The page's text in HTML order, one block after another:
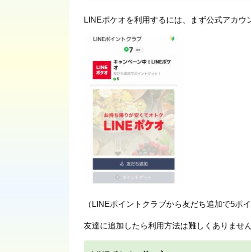
LINEポケオを利用するには、まず公式アカウ
（LINEポイントクラブから友だち追加で5ポ
友達に追加したら利用方法は難しくありません